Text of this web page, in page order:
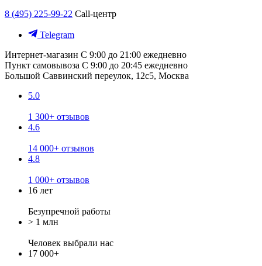
8 (495) 225-99-22 Call-центр
Telegram
Интернет-магазин С 9:00 до 21:00 ежедневно
Пункт самовывоза С 9:00 до 20:45 ежедневно
Большой Саввинский переулок, 12с5, Москва
5.0
1 300+ отзывов
4.6
14 000+ отзывов
4.8
1 000+ отзывов
16 лет
Безупречной работы
> 1 млн
Человек выбрали нас
17 000+